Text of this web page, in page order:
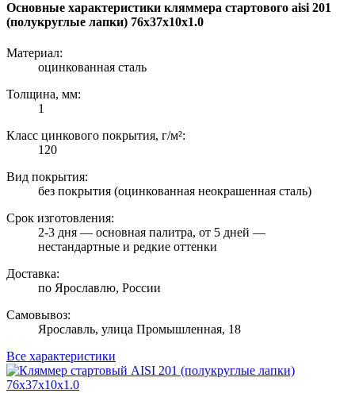
Основные характеристики кляммера стартового aisi 201
(полукруглые лапки) 76х37х10x1.0
Материал:
оцинкованная сталь
Толщина, мм:
1
Класс цинкового покрытия, г/м²:
120
Вид покрытия:
без покрытия (оцинкованная неокрашенная сталь)
Срок изготовления:
2-3 дня — основная палитра, от 5 дней —
нестандартные и редкие оттенки
Доставка:
по Ярославлю, России
Самовывоз:
Ярославль, улица Промышленная, 18
Все характеристики